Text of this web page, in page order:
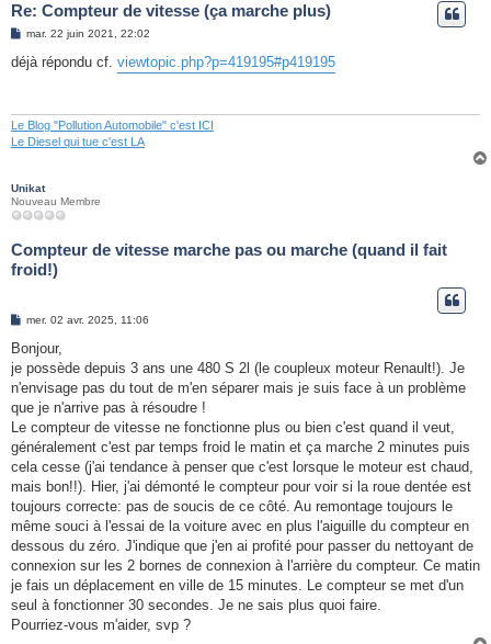
Re: Compteur de vitesse (ça marche plus)
M
s
s
mar. 22 juin 2021, 22:02
déjà répondu cf. viewtopic.php?p=419195#p419195
Le Blog "Pollution Automobile" c'est ICI
Le Diesel qui tue c'est LA
Unikat
Nouveau Membre
Compteur de vitesse marche pas ou marche (quand il fait
froid!)
M
s
g
mer. 02 avr. 2025, 11:06
Bonjour,
je possède depuis 3 ans une 480 S 2l (le coupleux moteur Renault!). Je
n'envisage pas du tout de m'en séparer mais je suis face à un problème
que je n'arrive pas à résoudre !
Le compteur de vitesse ne fonctionne plus ou bien c'est quand il veut,
généralement c'est par temps froid le matin et ça marche 2 minutes puis
cela cesse (j'ai tendance à penser que c'est lorsque le moteur est chaud,
mais bon!!). Hier, j'ai démonté le compteur pour voir si la roue dentée est
toujours correcte: pas de soucis de ce côté. Au remontage toujours le
même souci à l'essai de la voiture avec en plus l'aiguille du compteur en
dessous du zéro. J'indique que j'en ai profité pour passer du nettoyant de
connexion sur les 2 bornes de connexion à l'arrière du compteur. Ce matin
je fais un déplacement en ville de 15 minutes. Le compteur se met d'un
seul à fonctionner 30 secondes. Je ne sais plus quoi faire.
Pourriez-vous m'aider, svp ?